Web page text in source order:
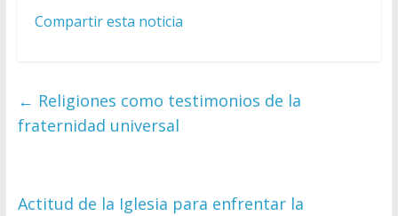
Compartir esta noticia
← Religiones como testimonios de la
fraternidad universal
Actitud de la Iglesia para enfrentar la